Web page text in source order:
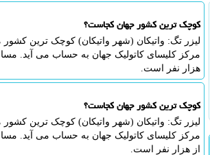
کوچک ترین کشور جهان کجاست؟
لیزر تگ: واتیکان (شهر واتیکان) کوچک ترین
هزار نفر است.
کوچک ترین کشور جهان کجاست؟
لیزر تگ: واتیکان (شهر واتیکان) کوچک ترین
از هزار نفر است.